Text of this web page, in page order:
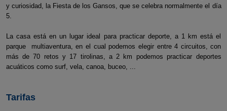
y curiosidad, la Fiesta de los Gansos, que se celebra normalmente el día
5.
La casa está en un lugar ideal para practicar deporte, a 1 km está el
parque multiaventura, en el cual podemos elegir entre 4 circuitos, con
más de 70 retos y 17 tirolinas, a 2 km podemos practicar deportes
acuáticos como surf, vela, canoa, buceo, ...
Tarifas